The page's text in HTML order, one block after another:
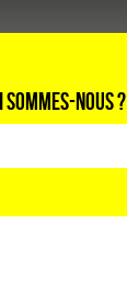
sommes-nous ?